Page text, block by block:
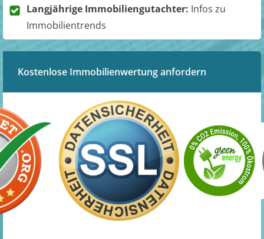
Langjährige Immobiliengutachter: Infos zu
Immobilientrends
Kostenlose Immobilienwertung anfordern